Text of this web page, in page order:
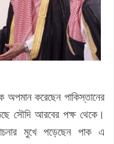
করেছেন পাকিস্তানের
সৌদি আরবের পক্ষ থেকে।
মুখে পড়েছেন পাক এ